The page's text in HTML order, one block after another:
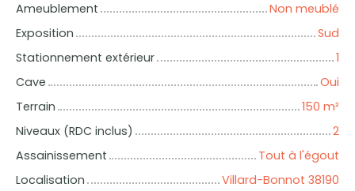
Ameublement
Non meublé
Exposition
Sud
Stationnement extérieur
1
Cave
Oui
Terrain
150 m²
Niveaux (RDC inclus)
2
Assainissement
Tout à l'égout
Localisation
Villard-Bonnot 38190